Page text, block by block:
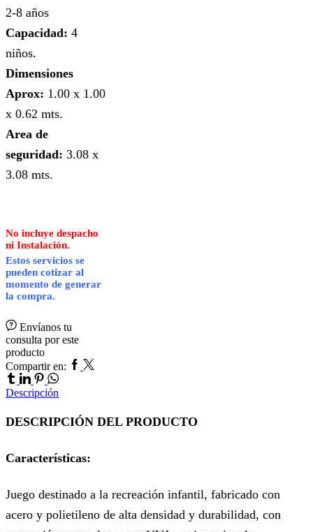
2-8 años
Capacidad: 4
niños.
Dimensiones
Aprox: 1.00 x 1.00
x 0.62 mts.
Area de
seguridad: 3.08 x
3.08 mts.
No incluye despacho
ni Instalación.
Estos servicios se
pueden cotizar al
momento de generar
la compra.
Envíanos tu
consulta por este
producto
Compartir en: Facebook
Twitter
Linkedin
Pinterest
Whatsapp
Descripción
DESCRIPCIÓN DEL PRODUCTO
Características:
Juego destinado a la recreación infantil, fabricado con
acero y polietileno de alta densidad y durabilidad, con